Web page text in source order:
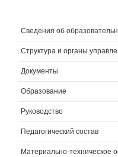
Сведения об
Структура и органы
Документы
Образование
Руководство
Педагогический состав
Материально-техническое